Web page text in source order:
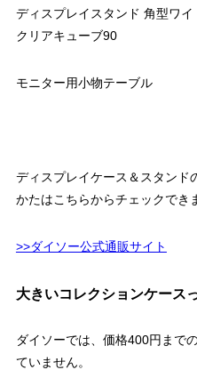
ディスプレイスタンド 角型ワイ
クリアキューブ90
モニター用小物テーブル
ディスプレイケース＆スタンド
かたはこちらからチェックでき
>>ダイソー公式通販サイト
大きいコレクションケース
ダイソーでは、価格400円まで
ていません。